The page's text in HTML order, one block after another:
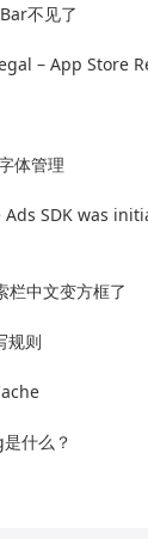
不见了
– App Store
体管理
Ads SDK was
中文变方框了
规则
什么？